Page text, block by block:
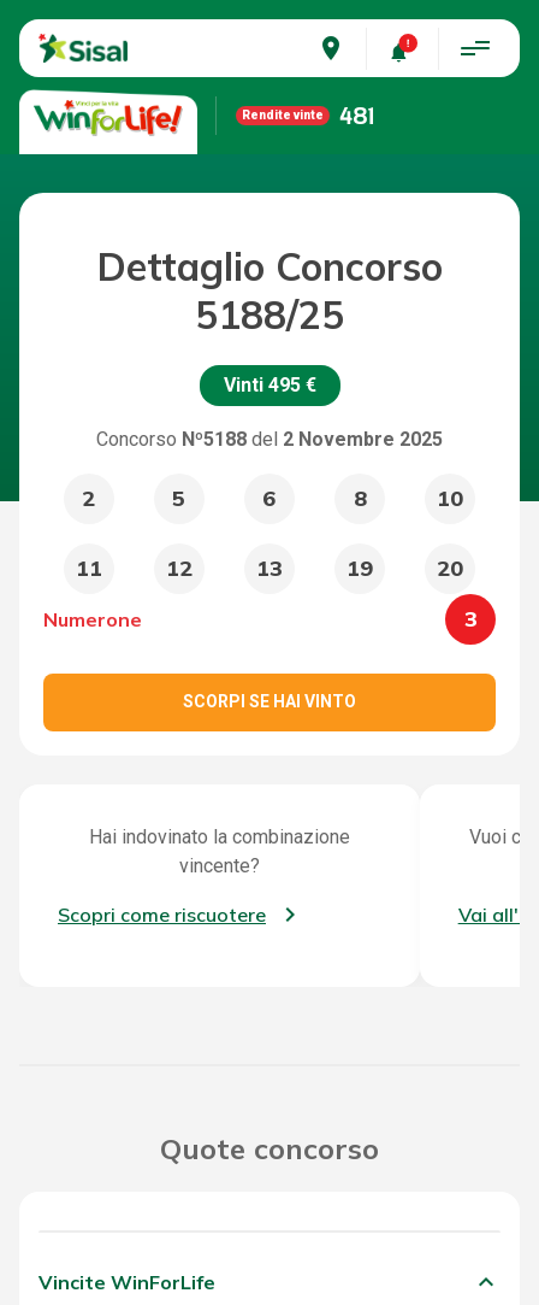
place
Rendite vinte 481
Dettaglio Concorso
5188/25
Vinti 495 €
Concorso Nº5188 del 2 Novembre 2025
2 5 6 8 10
11 12 13 19 20
Numerone 3
SCORPI SE HAI VINTO
Hai indovinato la combinazione
vincente?
Scopri come riscuotere
Vuoi
Vai
Quote concorso
Vincite WinForLife keyboard_arrow_down